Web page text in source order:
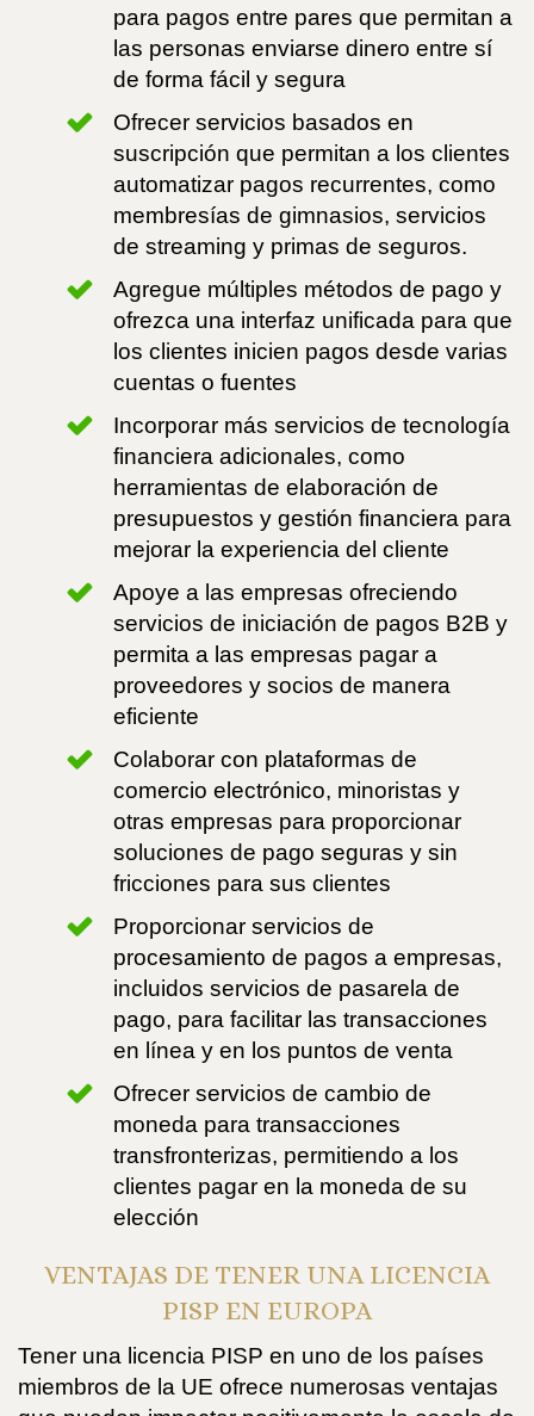
para pagos entre pares que permitan a
las personas enviarse dinero entre sí
de forma fácil y segura
Ofrecer servicios basados en
suscripción que permitan a los clientes
automatizar pagos recurrentes, como
membresías de gimnasios, servicios
de streaming y primas de seguros.
Agregue múltiples métodos de pago y
ofrezca una interfaz unificada para que
los clientes inicien pagos desde varias
cuentas o fuentes
Incorporar más servicios de tecnología
financiera adicionales, como
herramientas de elaboración de
presupuestos y gestión financiera para
mejorar la experiencia del cliente
Apoye a las empresas ofreciendo
servicios de iniciación de pagos B2B y
permita a las empresas pagar a
proveedores y socios de manera
eficiente
Colaborar con plataformas de
comercio electrónico, minoristas y
otras empresas para proporcionar
soluciones de pago seguras y sin
fricciones para sus clientes
Proporcionar servicios de
procesamiento de pagos a empresas,
incluidos servicios de pasarela de
pago, para facilitar las transacciones
en línea y en los puntos de venta
Ofrecer servicios de cambio de
moneda para transacciones
transfronterizas, permitiendo a los
clientes pagar en la moneda de su
elección
VENTAJAS DE TENER UNA LICENCIA
PISP EN EUROPA
Tener una licencia PISP en uno de los países
miembros de la UE ofrece numerosas ventajas